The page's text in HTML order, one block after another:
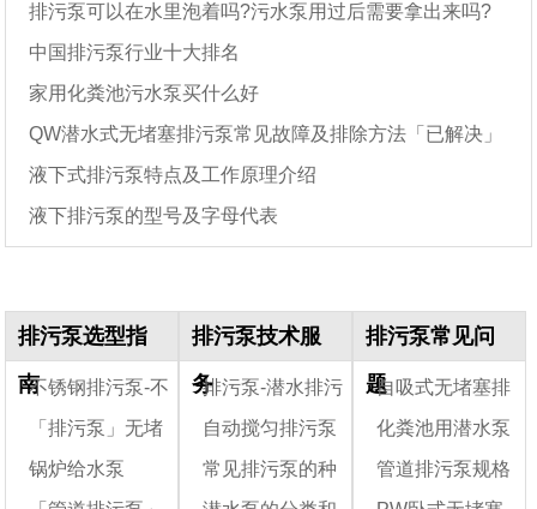
排污泵可以在水里泡着吗?污水泵用过后需要拿出来吗?
中国排污泵行业十大排名
家用化粪池污水泵买什么好
QW潜水式无堵塞排污泵常见故障及排除方法「已解决」
液下式排污泵特点及工作原理介绍
液下排污泵的型号及字母代表
排污泵选型指
南不锈钢排污泵-不
锈钢排污潜水泵
「排污泵」无堵
塞排污泵选型指南
锅炉给水泵
排污泵技术服
务排污泵-潜水排污
自动搅匀排污泵
——自动搅匀排污
常见排污泵的种
排污泵常见问
题自吸式无堵塞排
污泵结构图
化粪池用潜水泵
好吗管道排污泵规格